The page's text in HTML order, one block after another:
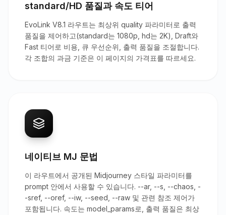
standard/HD 품질과 속도 티어
EvoLink V8.1 라우트는 최상위 quality 파라미터로 출력
품질을 제어하고(standard는 1080p, hd는 2K), Draft와
Fast 티어로 비용, 큐 우선순위, 출력 품질을 조절합니다.
각 조합의 과금 기준은 이 페이지의 가격표를 따르세요.
네이티브 MJ 문법
이 라우트에서 공개된 Midjourney 스타일 파라미터를
prompt 안에서 사용할 수 있습니다. --ar, --s, --chaos, -
-sref, --oref, --iw, --seed, --raw 및 관련 참조 제어가
포함됩니다. 속도는 model_params로, 출력 품질은 최상